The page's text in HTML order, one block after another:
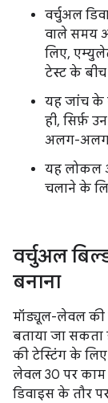
वर्चुअल
वाले समय
लिए,
टेस्ट के बीच
यह जांच के
ही, सिर्फ़
अलग-अलग
यह लोकल
चलाने के
वर्चुअल
बनाना
मॉड्यूल-लेवल की
बताया जा
की टेस्टिंग के
लेवल 30 पर काम
डिवाइस के तौर